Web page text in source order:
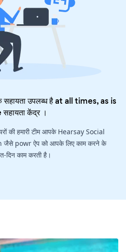
उपलब्ध है at all times, as is
सहायता केंद्र।
की हमारी टीम आपके Hearsay Social
powr ऐप को आपके लिए काम करने के
दिन काम करती है।